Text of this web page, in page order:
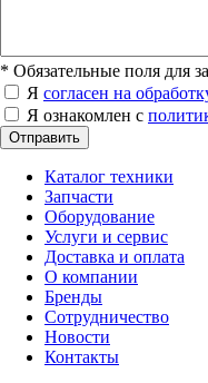
* Обязательные поля для
Я согласен на
Я ознакомлен с
Отправить
Каталог техники
Запчасти
Оборудование
Услуги и сервис
Доставка и оплата
О компании
Бренды
Сотрудничество
Новости
Контакты